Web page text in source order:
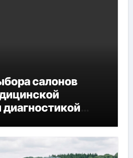
салонов
диагностикой